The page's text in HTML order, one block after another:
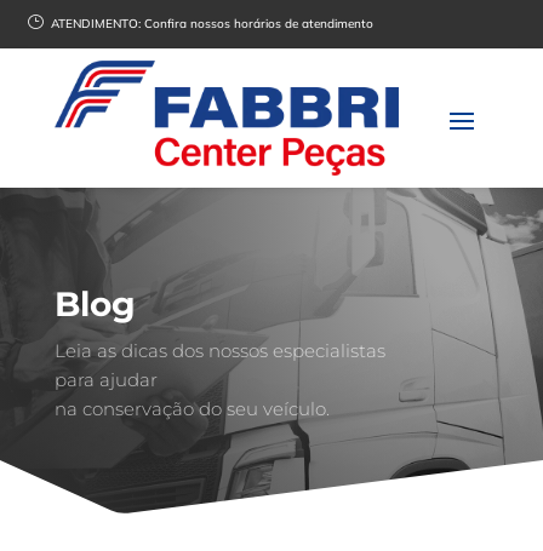
} ATENDIMENTO:Confira nossos horários de atendimento
Blog
Leia as dicas dos nossos especialistas
para ajudar
na conservação do seu veículo.